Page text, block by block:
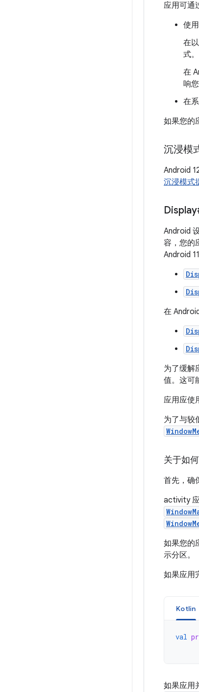
应用可通
使用
在
式
在
响
在
如果您的
沉浸模
Android
沉浸模式
Android
容，您的
Android
在
为了缓解
值。这可
应用应使
为了与较
关于如
首先，确
activity
如果您的
示分区。
如果应用
Kotlin
val
如果应用